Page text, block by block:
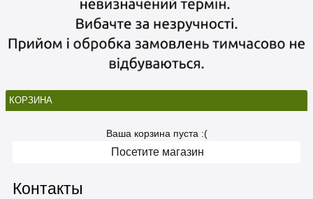
КОРЗИНА
Ваша корзина пуста :(
Посетите магазин
Контакты